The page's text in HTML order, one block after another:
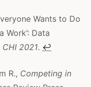
Wants to Do
Work’: Data
CHI 2021. ↩
R., Competing in